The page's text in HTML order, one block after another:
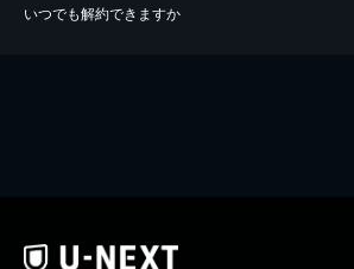
いつでも解約できますか